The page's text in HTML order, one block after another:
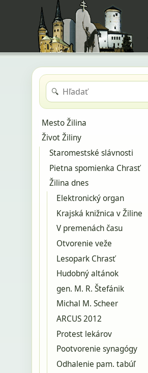
🔍
Mesto Žilina
Život Žiliny
Staromestské slávnosti
Pietna spomienka Chrasť
Žilina dnes
Elektronický organ
Krajská knižnica v Žiline
V premenách času
Otvorenie veže
Lesopark Chrasť
Hudobný altánok
gen. M. R. Štefánik
Michal M. Scheer
ARCUS 2012
Protest lekárov
Pootvorenie synagógy
Odhalenie pam. tabúľ